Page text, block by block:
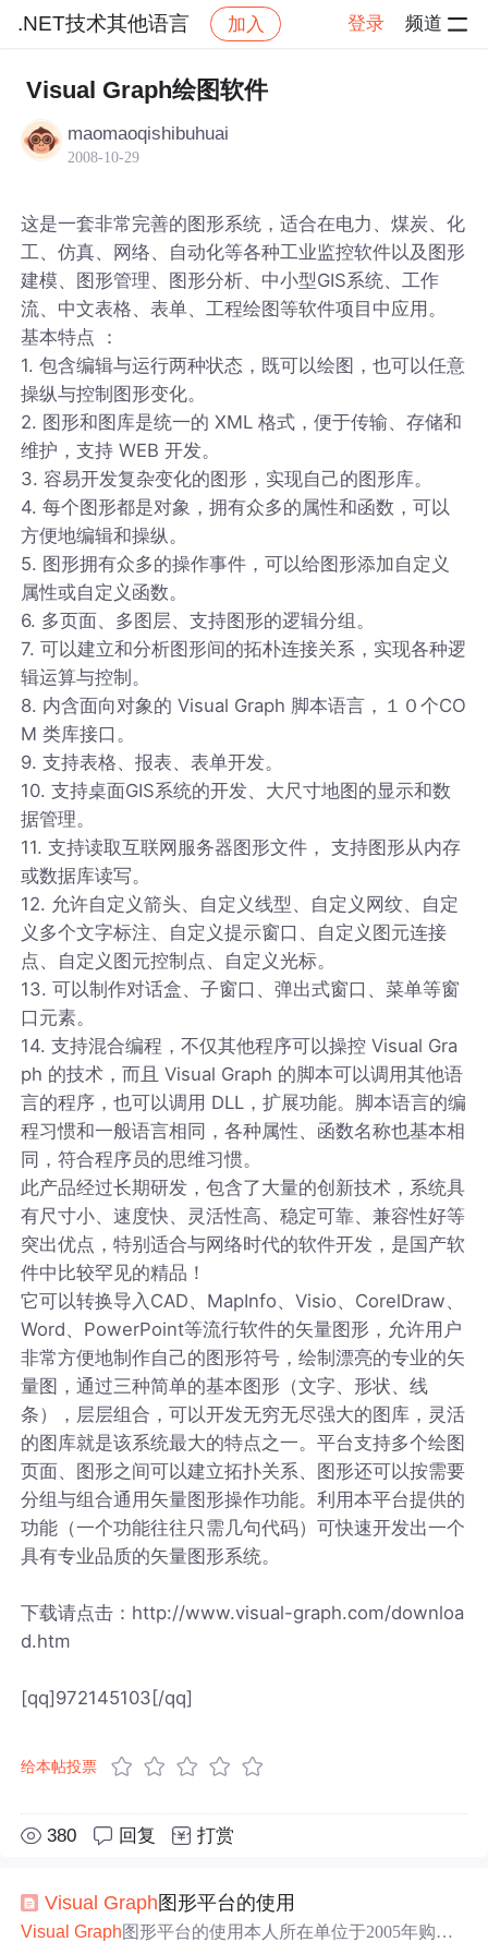
.NET技术其他语言 加入 登录 频道
社区 .NET技术其他语言
Visual Graph绘图软件
maomaoqishibuhuai
2008-10-29
这是一套非常完善的图形系统，适合在电力、煤炭、化
工、仿真、网络、自动化等各种工业监控软件以及图形
建模、图形管理、图形分析、中小型GIS系统、工作
流、中文表格、表单、工程绘图等软件项目中应用。
基本特点 ：
1. 包含编辑与运行两种状态，既可以绘图，也可以任意
操纵与控制图形变化。
2. 图形和图库是统一的 XML 格式，便于传输、存储和
维护，支持 WEB 开发。
3. 容易开发复杂变化的图形，实现自己的图形库。
4. 每个图形都是对象，拥有众多的属性和函数，可以
方便地编辑和操纵。
5. 图形拥有众多的操作事件，可以给图形添加自定义
属性或自定义函数。
6. 多页面、多图层、支持图形的逻辑分组。
7. 可以建立和分析图形间的拓朴连接关系，实现各种逻
辑运算与控制。
8. 内含面向对象的 Visual Graph 脚本语言，１０个CO
M 类库接口。
9. 支持表格、报表、表单开发。
10. 支持桌面GIS系统的开发、大尺寸地图的显示和数
据管理。
11. 支持读取互联网服务器图形文件， 支持图形从内存
或数据库读写。
12. 允许自定义箭头、自定义线型、自定义网纹、自定
义多个文字标注、自定义提示窗口、自定义图元连接
点、自定义图元控制点、自定义光标。
13. 可以制作对话盒、子窗口、弹出式窗口、菜单等窗
口元素。
14. 支持混合编程，不仅其他程序可以操控 Visual Gra
ph 的技术，而且 Visual Graph 的脚本可以调用其他语
言的程序，也可以调用 DLL，扩展功能。脚本语言的编
程习惯和一般语言相同，各种属性、函数名称也基本相
同，符合程序员的思维习惯。
此产品经过长期研发，包含了大量的创新技术，系统具
有尺寸小、速度快、灵活性高、稳定可靠、兼容性好等
突出优点，特别适合与网络时代的软件开发，是国产软
件中比较罕见的精品！
它可以转换导入CAD、MapInfo、Visio、CorelDraw、
Word、PowerPoint等流行软件的矢量图形，允许用户
非常方便地制作自己的图形符号，绘制漂亮的专业的矢
量图，通过三种简单的基本图形（文字、形状、线
条），层层组合，可以开发无穷无尽强大的图库，灵活
的图库就是该系统最大的特点之一。平台支持多个绘图
页面、图形之间可以建立拓扑关系、图形还可以按需要
分组与组合通用矢量图形操作功能。利用本平台提供的
功能（一个功能往往只需几句代码）可快速开发出一个
具有专业品质的矢量图形系统。
下载请点击：http://www.visual-graph.com/downloa
d.htm
[qq]972145103[/qq]
给本帖投票
380 回复 打赏
Visual Graph图形平台的使用
Visual Graph图形平台的使用本人所在单位于2005年购买